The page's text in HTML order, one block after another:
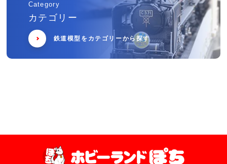
Category
カテゴリー
鉄道模型をカテゴリーから探す